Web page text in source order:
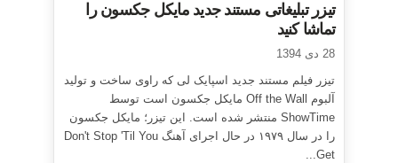
تیزر تبلیغاتی مستند جدید مایکل جکسون را
تماشا کنید
28 دی 1394
تیزر فیلم مستند جدید اسپایک لی که راوی ساخت و تولید
آلبوم Off the Wall مایکل جکسون است توسط
ShowTime منتشر شده است. این تیزر؛ مایکل جکسون
را در سال ۱۹۷۹ در حال اجرای آهنگ Don't Stop 'Til You
Get...